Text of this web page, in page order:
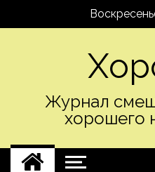
Журнал
хорошего